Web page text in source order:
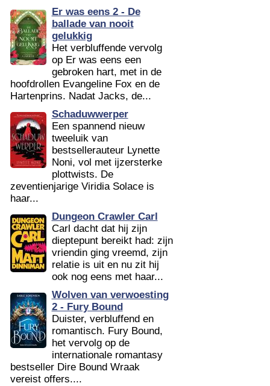
Er was eens 2 - De
ballade van nooit
gelukkig
Het verbluffende vervolg
op Er was eens een
gebroken hart, met in de
hoofdrollen Evangeline Fox en de
Hartenprins. Nadat Jacks, de...
Schaduwwerper
Een spannend nieuw
tweeluik van
bestsellerauteur Lynette
Noni, vol met ijzersterke
plottwists. De
zeventienjarige Viridia Solace is
haar...
Dungeon Crawler Carl
Carl dacht dat hij zijn
dieptepunt bereikt had: zijn
vriendin ging vreemd, zijn
relatie is uit en nu zit hij
ook nog eens met haar...
Wolven van verwoesting
2 - Fury Bound
Duister, verbluffend en
romantisch. Fury Bound,
het vervolg op de
internationale romantasy
bestseller Dire Bound Wraak
vereist offers....